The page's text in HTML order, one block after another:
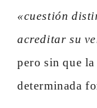
«cuestión
acreditar su
pero sin que
determinada